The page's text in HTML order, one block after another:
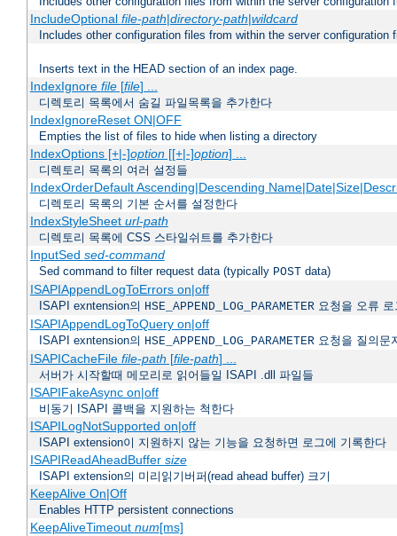
IncludeOptional file-path|directory-path|wildcard
Includes other configuration files from within the server configuration
Inserts text in the HEAD section of an index page.
IndexIgnore file[file] ...
디렉토리 목록에서 숨길 파일목록을 추가한다
IndexIgnoreReset ON|OFF
Empties the list of files to hide when listing a directory
IndexOptions [+|-]option[[+|-]option] ...
디렉토리 목록의 여러 설정들
IndexOrderDefault Ascending|Descending
디렉토리 목록의 기본 순서를 설정한다
IndexStyleSheet url-path
디렉토리 목록에 CSS 스타일쉬트를 추가한다
InputSed sed-command
Sed command to filter request data (typically POST data)
ISAPIAppendLogToErrors on|off
ISAPI exntension의 HSE_APPEND_LOG_PARAMETER 요청을 오류
ISAPIAppendLogToQuery on|off
ISAPI exntension의 HSE_APPEND_LOG_PARAMETER 요청을 질의문
ISAPICacheFile file-path [file-path] ...
서버가 시작할때 메모리로 읽어들일 ISAPI .dll 파일들
ISAPIFakeAsync on|off
비동기 ISAPI 콜백을 지원하는 척한다
ISAPILogNotSupported on|off
ISAPI extension이 지원하지 않는 기능을 요청하면 로그에 기록한다
ISAPIReadAheadBuffer size
ISAPI extension의 미리읽기버퍼(read ahead buffer) 크기
KeepAlive On|Off
Enables HTTP persistent connections
KeepAliveTimeout num[ms]